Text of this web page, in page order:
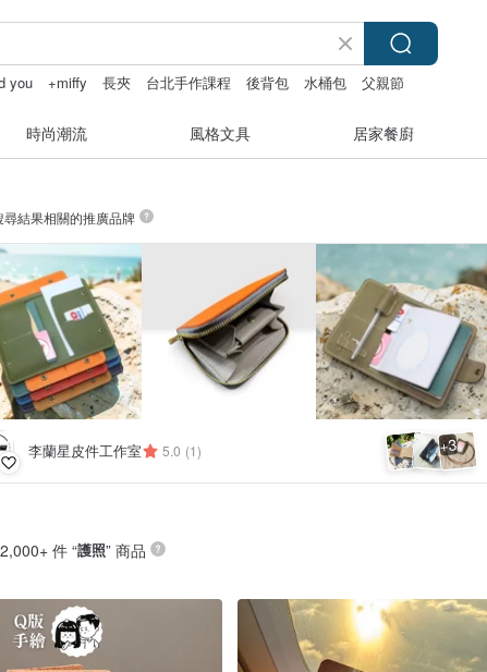
you +miffy 長夾 台北手作課程 後背包 水桶包 父親節
時尚潮流 風格文具 居家餐廚
尋結果相關的推廣品牌
李蘭星皮件工作室 5.0 (1) +3
件 “護照” 商品